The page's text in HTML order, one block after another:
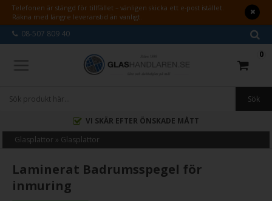
Telefonen är stängd för tillfället – vänligen skicka ett e-post istället.
Räkna med längre leveranstid än vanligt.
08-507 809 40
0
VI SKÄR EFTER ÖNSKADE MÅTT
Glasplattor » Glasplattor
Laminerat Badrumsspegel för
inmuring